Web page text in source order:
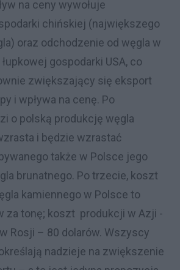
na ceny wywołuje
chińskiej (największego
oraz odchodzenie od węgla w
gospodarki USA, co
zwiększający się eksport
i wpływa na cenę. Po
o polską produkcję węgla
i będzie wzrastać
także w Polsce jego
brunatnego. Po trzecie, koszt
kamiennego w Polsce to
za tonę; koszt produkcji w Azji -
Rosji – 80 dolarów. Wszyscy
nadzieje na zwiększenie